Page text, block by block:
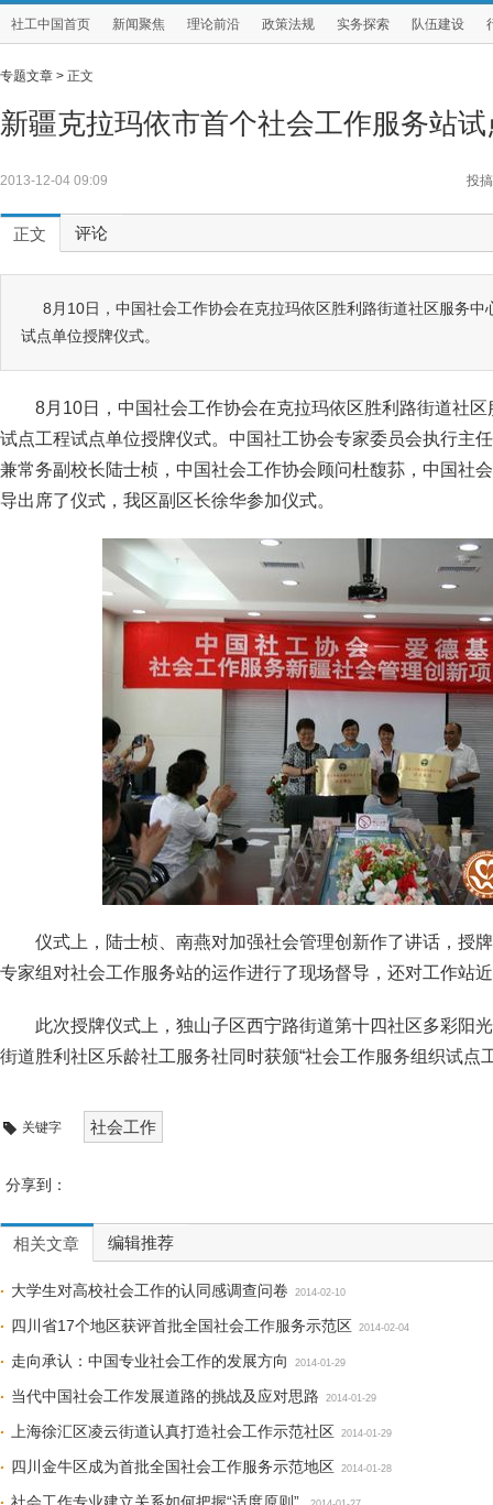
社工中国首页 新闻聚焦 理论前沿 政策法规 实务探索 队伍建设
专题文章 > 正文
新疆克拉玛依市首个社会工作服务站
2013-12-04 09:09 投搞
正文 评论
8月10日，中国社会工作协会在克拉玛依区胜利路街道社区服务
试点单位授牌仪式。
8月10日，中国社会工作协会在克拉玛依区胜利路街道社
试点工程试点单位授牌仪式。中国社工协会专家委员会执行主
兼常务副校长陆士桢，中国社会工作协会顾问杜馥荪，中国社
导出席了仪式，我区副区长徐华参加仪式。
仪式上，陆士桢、南燕对加强社会管理创新作了讲话，授
专家组对社会工作服务站的运作进行了现场督导，还对工作站
此次授牌仪式上，独山子区西宁路街道第十四社区多彩阳
街道胜利社区乐龄社工服务社同时获颁“社会工作服务组织试点
关键字 社会工作
分享到：
相关文章 编辑推荐
大学生对高校社会工作的认同感调查问卷 2014-02-10
四川省17个地区获评首批全国社会工作服务示范区 2014-02-04
走向承认：中国专业社会工作的发展方向 2014-01-29
当代中国社会工作发展道路的挑战及应对思路 2014-01-29
上海徐汇区凌云街道认真打造社会工作示范社区 2014-01-29
四川金牛区成为首批全国社会工作服务示范地区 2014-01-28